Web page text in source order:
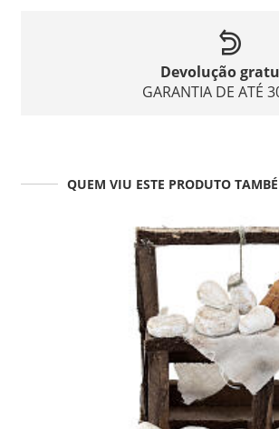
Devolução
GARANTIA DE ATÉ
QUEM VIU ESTE PRODUTO